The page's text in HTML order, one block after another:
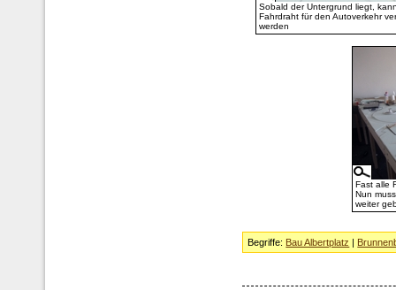
Sobald der Untergrund liegt,
Fahrdraht für den Autoverkehr
werden
Fast alle
Nun
weiter
Begriffe: Bau Albertplatz |